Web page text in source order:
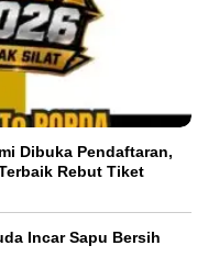
Dibuka Pendaftaran,
Rebut Tiket
Incar Sapu Bersih